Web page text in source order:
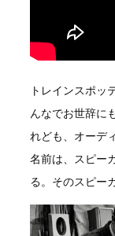
トレインスポッ
んなでお世辞に
れども、オーデ
名前は、スピー
る。そのスピー